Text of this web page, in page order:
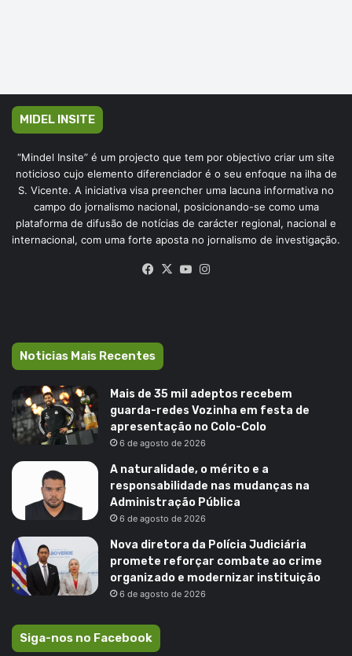
MIDEL INSITE
“Mindel Insite” é um projecto que tem por objectivo criar um site
noticioso cujo elemento diferenciador é o seu enfoque na ilha de
S. Vicente. A iniciativa visa preencher uma lacuna informativa no
campo do jornalismo nacional, posicionando-se como uma
plataforma de difusão de notícias de carácter regional, nacional e
internacional, com uma forte aposta no jornalismo de investigação.
Facebook
X YouTube
Noticias Mais Recentes
Mais de 35 mil adeptos recebem
guarda-redes Vozinha em festa de
apresentação no Colo-Colo
6 de agosto de 2026
A naturalidade, o mérito e a
responsabilidade nas mudanças na
Administração Pública
6 de agosto de 2026
Nova diretora da Polícia Judiciária
promete reforçar combate ao crime
organizado e modernizar instituição
6 de agosto de 2026
Siga-nos no Facebook